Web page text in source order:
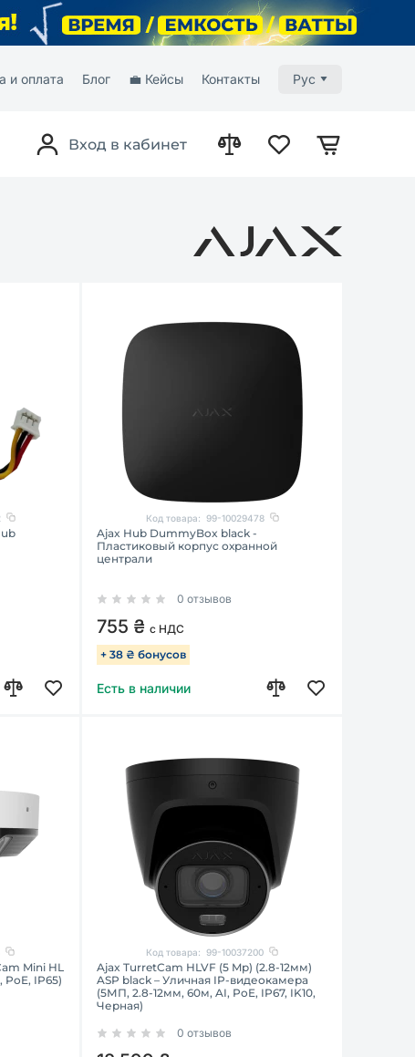
и оплата Блог 💼 Кейсы Контакты Рус
Вход в кабинет
Код товара: 99-10029478
Ajax Hub DummyBox black -
Пластиковый корпус охранной
централи
0 отзывов
755 ₴с НДС
+ 38 ₴ бонусов
Есть в наличии
Mini HL
IP65)
Код товара: 99-10037200
Ajax TurretCam HLVF (5 Mp) (2.8-12мм)
ASP black – Уличная IP-видеокамера
(5МП, 2.8-12мм, 60м, AI, PoE, IP67, IK10,
Черная)
0 отзывов